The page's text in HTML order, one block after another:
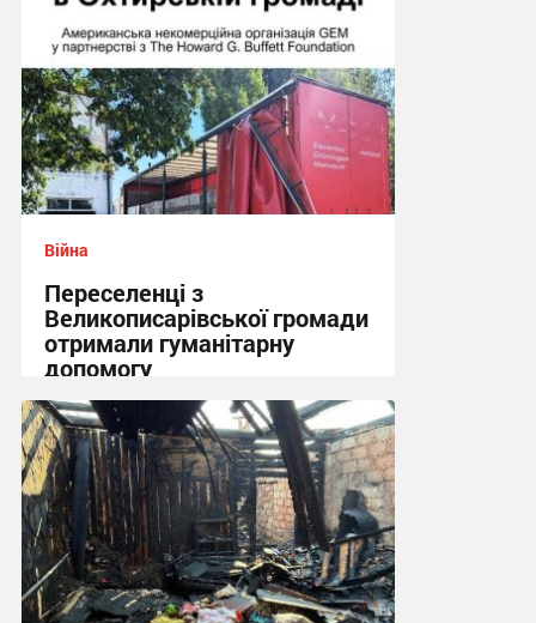
Війна
Переселенці з
Великописарівської громади
отримали гуманітарну
допомогу
14:53 сьогодні